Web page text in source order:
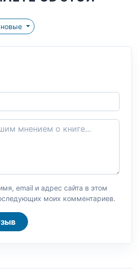
новые
email и адрес сайта в этом
моих комментариев.
отзыв